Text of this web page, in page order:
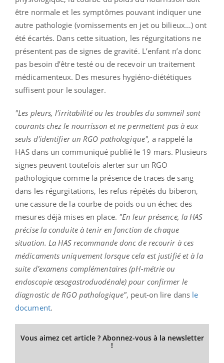
être normale et les symptômes pouvant indiquer une
autre pathologie (vomissements en jet ou bilieux…) ont
été écartés. Dans cette situation, les régurgitations ne
présentent pas de signes de gravité. L’enfant n’a donc
pas besoin d’être testé ou de recevoir un traitement
médicamenteux. Des mesures hygiéno-diététiques
suffisent pour le soulager.
"Les pleurs, l’irritabilité ou les troubles du sommeil sont
courants chez le nourrisson et ne permettent pas à eux
seuls d'identifier un RGO pathologique", a rappelé la
HAS dans un communiqué publié le 19 mars. Plusieurs
signes peuvent toutefois alerter sur un RGO
pathologique comme la présence de traces de sang
dans les régurgitations, les refus répétés du biberon,
une cassure de la courbe de poids ou un échec des
mesures déjà mises en place. "En leur présence, la HAS
précise la conduite à tenir en fonction de chaque
situation. La HAS recommande donc de recourir à ces
médicaments uniquement lorsque cela est justifié et à la
suite d’examens complémentaires (pH-métrie ou
endoscopie œsogastroduodénale) pour confirmer le
diagnostic de RGO pathologique", peut-on lire dans le
document.
Vous aimez cet article ? Abonnez-vous à la newsletter
!